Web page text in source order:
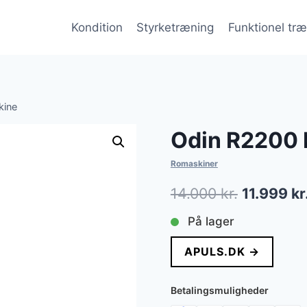
Kondition Styrketræning Funktionel
Odin R2200
Romaskiner
14.000kr. Den
pris
var:
14.000 kr..
11.999
På lager
APULS.DK →
Betalingsmuligheder